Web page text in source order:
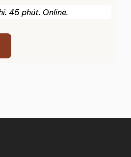
45 phút. Online.